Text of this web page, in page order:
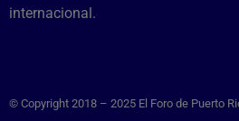
internacional.
© Copyright 2018 – 2025 El Foro de Puerto